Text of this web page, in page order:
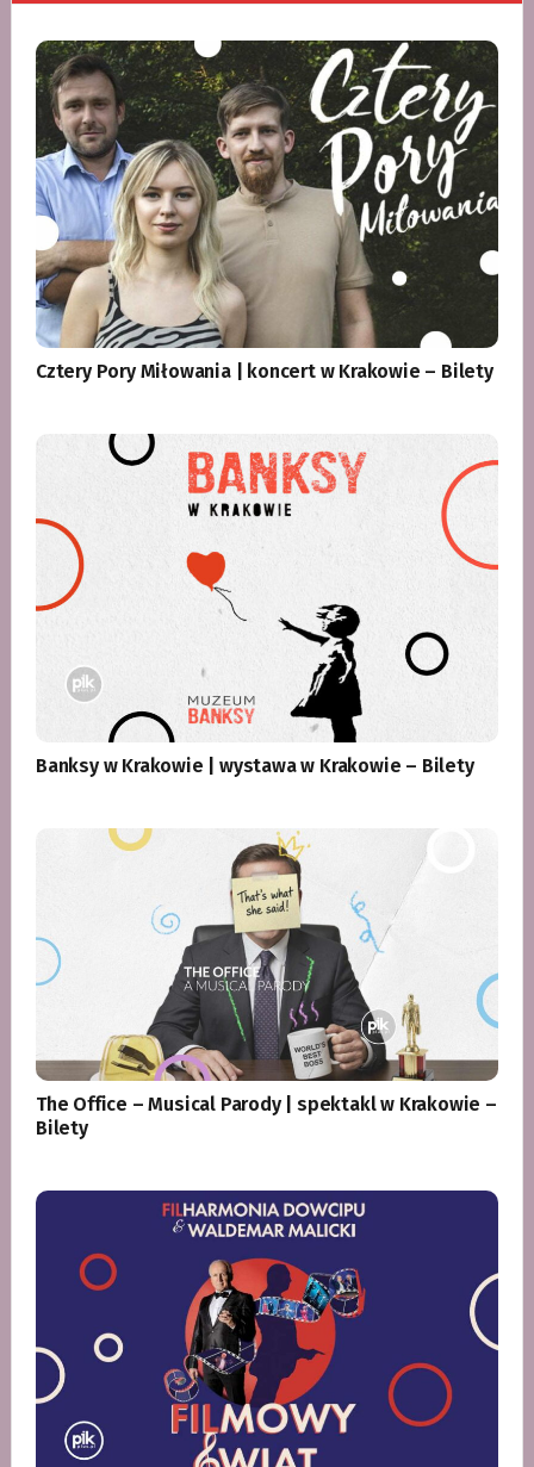
Cztery Pory Miłowania | koncert w Krakowie – Bilety
Banksy w Krakowie | wystawa w Krakowie – Bilety
The Office – Musical Parody | spektakl w Krakowie –
Bilety